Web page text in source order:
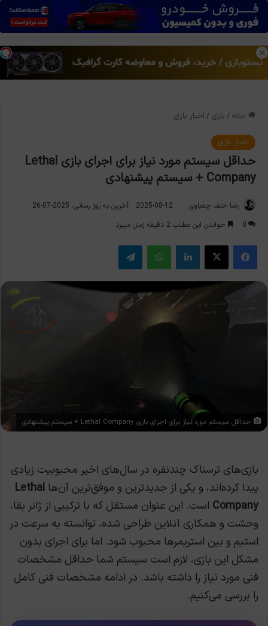
منو
خانه / بازی / اخبار بازی
اخبار بازی
حداقل سیستم مورد نیاز برای اجرای بازی Lethal
Company + سیستم پیشنهادی
رضا خلف چعباوی 2025-08-12
آخرین به روز رسانی: 2025-07-26
0
خواندن این مطلب 2 دقیقه زمان میبرد
فیس بوک X لینکدین واتس آپ تلگرام
حداقل سیستم مورد نیاز برای اجرای بازی Lethal Company + سیستم پیشنهادی
بازی‌های ترسناک چندنفره در سال‌های اخیر محبوبیت زیادی
پیدا کرده‌اند، و یکی از جدیدترین و موفق‌ترین آن‌ها Lethal
Company است. این عنوان مستقل که با ترکیبی از ژانر بقا،
وحشت و همکاری آنلاین طراحی شده، توانسته به سرعت در
استیم و بین استریمرها محبوب شود. اما برای اجرای بدون
مشکل این بازی، لازم است سیستم شما حداقل مشخصات
فنی مورد نیاز را داشته باشد. در ادامه مشخصات فنی کامل
را بررسی می‌کنیم.